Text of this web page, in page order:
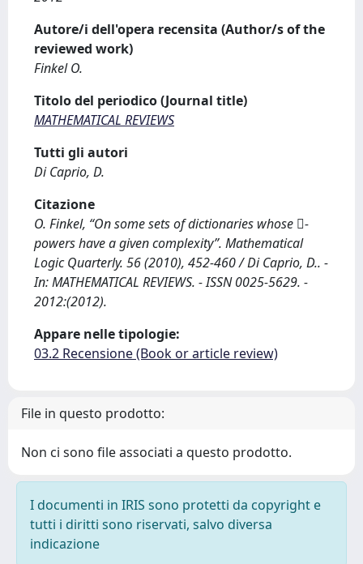
Autore/i dell'opera recensita (Author/s of the
reviewed work)
Finkel O.
Titolo del periodico (Journal title)
MATHEMATICAL REVIEWS
Tutti gli autori
Di Caprio, D.
Citazione
O. Finkel, “On some sets of dictionaries whose -
powers have a given complexity”. Mathematical
Logic Quarterly. 56 (2010), 452-460 / Di Caprio, D.. -
In: MATHEMATICAL REVIEWS. - ISSN 0025-5629. -
2012:(2012).
Appare nelle tipologie:
03.2 Recensione (Book or article review)
File in questo prodotto:
Non ci sono file associati a questo prodotto.
I documenti in IRIS sono protetti da copyright e
tutti i diritti sono riservati, salvo diversa
indicazione